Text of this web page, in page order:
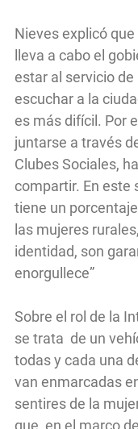
Nieves explicó
lleva a cabo el
estar al servicio
escuchar a la
es más difícil. Por
juntarse a través
Clubes Sociales,
compartir. En este
tiene un
las mujeres
identidad, son
enorgullece”
Sobre el rol de la
se trata de un
todas y cada una
van enmarcadas
sentires de la
que, en el marco